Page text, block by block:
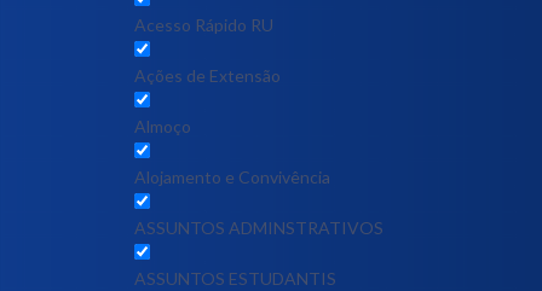
Acesso Rápido RU
Ações de Extensão
Almoço
Alojamento e Convivência
ASSUNTOS ADMINSTRATIVOS
ASSUNTOS ESTUDANTIS